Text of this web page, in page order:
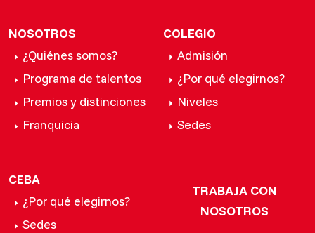
NOSOTROS
¿Quiénes somos?
Programa de talentos
Premios y distinciones
Franquicia
COLEGIO
Admisión
¿Por qué elegirnos?
Niveles
Sedes
CEBA
¿Por qué elegirnos?
Sedes
TRABAJA CON
NOSOTROS